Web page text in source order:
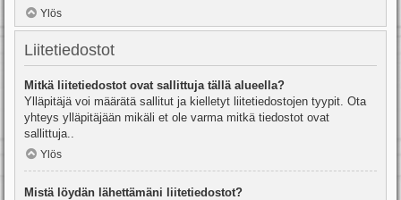
Ylös
Liitetiedostot
Mitkä liitetiedostot ovat sallittuja tällä alueella?
Ylläpitäjä voi määrätä sallitut ja kielletyt liitetiedostojen tyypit. Ota
yhteys ylläpitäjään mikäli et ole varma mitkä tiedostot ovat
sallittuja..
Ylös
Mistä löydän lähettämäni liitetiedostot?